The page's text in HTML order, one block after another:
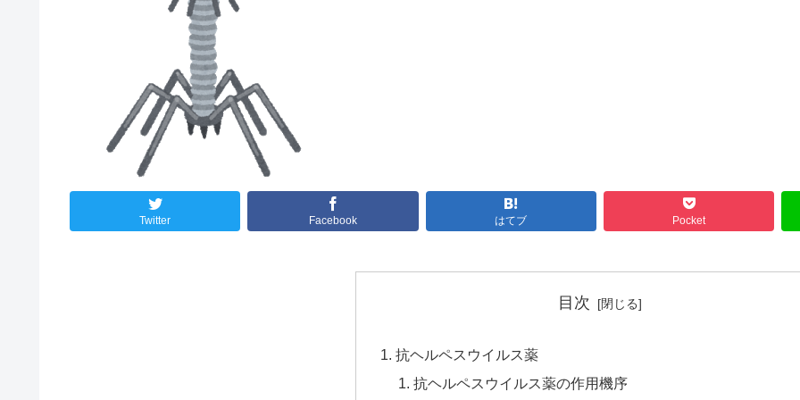
Twitter Facebook はてブ Pocket
目次
抗ヘルペスウイルス薬
抗ヘルペスウイルス薬の作用機序